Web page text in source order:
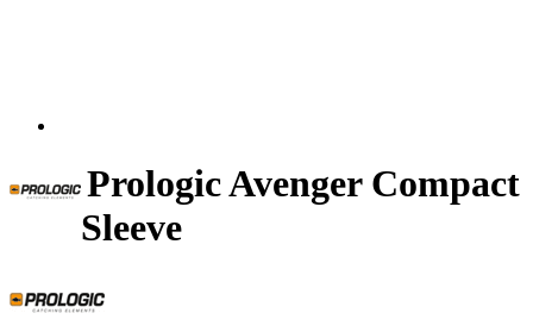
Prologic Avenger Compact
Sleeve